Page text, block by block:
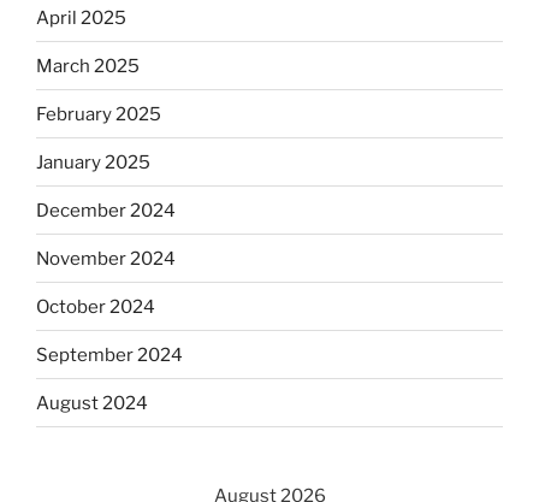
April 2025
March 2025
February 2025
January 2025
December 2024
November 2024
October 2024
September 2024
August 2024
August 2026